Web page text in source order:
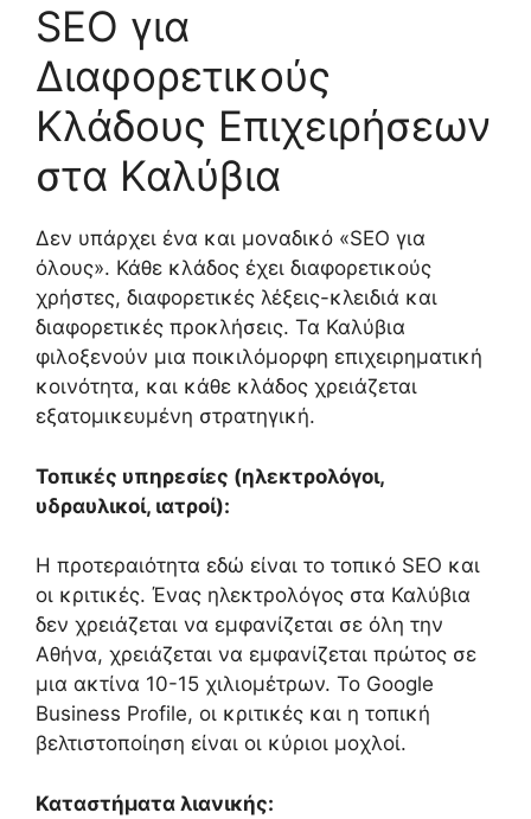
SEO για
Διαφορετικούς
Κλάδους Επιχειρήσεων
στα Καλύβια
Δεν υπάρχει ένα και μοναδικό «SEO για
όλους». Κάθε κλάδος έχει διαφορετικούς
χρήστες, διαφορετικές λέξεις-κλειδιά και
διαφορετικές προκλήσεις. Τα Καλύβια
φιλοξενούν μια ποικιλόμορφη επιχειρηματική
κοινότητα, και κάθε κλάδος χρειάζεται
εξατομικευμένη στρατηγική.
Τοπικές υπηρεσίες (ηλεκτρολόγοι,
υδραυλικοί, ιατροί):
Η προτεραιότητα εδώ είναι το τοπικό SEO και
οι κριτικές. Ένας ηλεκτρολόγος στα Καλύβια
δεν χρειάζεται να εμφανίζεται σε όλη την
Αθήνα, χρειάζεται να εμφανίζεται πρώτος σε
μια ακτίνα 10-15 χιλιομέτρων. Το Google
Business Profile, οι κριτικές και η τοπική
βελτιστοποίηση είναι οι κύριοι μοχλοί.
Καταστήματα λιανικής: